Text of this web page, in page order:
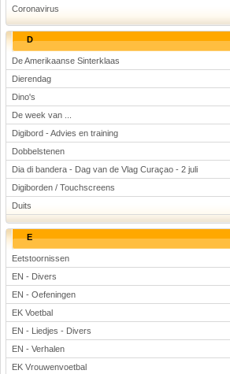
Coronavirus
D
De Amerikaanse Sinterklaas
Dierendag
Dino's
De week van ...
Digibord - Advies en training
Dobbelstenen
Dia di bandera - Dag van de Vlag Curaçao - 2 juli
Digiborden / Touchscreens
Duits
E
Eetstoornissen
EN - Divers
EN - Oefeningen
EK Voetbal
EN - Liedjes - Divers
EN - Verhalen
EK Vrouwenvoetbal